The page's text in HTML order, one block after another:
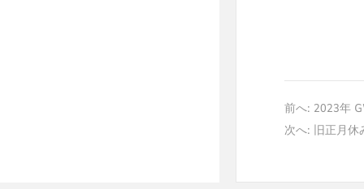
前へ: 2023年
次へ: 旧正月